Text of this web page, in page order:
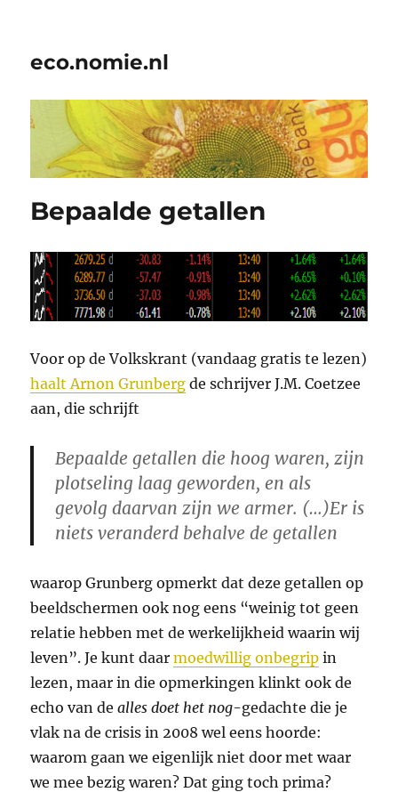
eco.nomie.nl
Bepaalde getallen
Voor op de Volkskrant (vandaag gratis te lezen)
haalt Arnon Grunberg de schrijver J.M. Coetzee
aan, die schrijft
Bepaalde getallen die hoog waren, zijn
plotseling laag geworden, en als
gevolg daarvan zijn we armer. (…)Er is
niets veranderd behalve de getallen
waarop Grunberg opmerkt dat deze getallen op
beeldschermen ook nog eens “weinig tot geen
relatie hebben met de werkelijkheid waarin wij
leven”. Je kunt daarmoedwillig onbegrip in
lezen, maar in die opmerkingen klinkt ook de
echo van de alles doet het nog-gedachte die je
vlak na de crisis in 2008 wel eens hoorde:
waarom gaan we eigenlijk niet door met waar
we mee bezig waren? Dat ging toch prima?